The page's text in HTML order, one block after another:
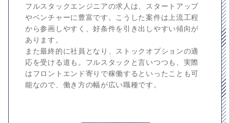
フルスタックエンジニアの求人は、スタートアップ
やベンチャーに豊富です。こうした案件は上流工程
から参画しやすく、好条件を引き出しやすい傾向が
あります。
また最終的に社員となり、ストックオプションの適
応を受ける道も。フルスタックと言いつつも、実際
はフロントエンド寄りで稼働するといったことも可
能なので、働き方の幅が広い職種です。